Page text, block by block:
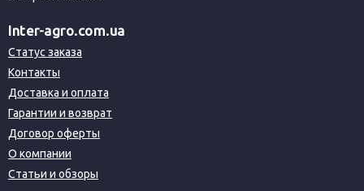
Inter-agro.com.ua
Статус заказа
Контакты
Доставка и оплата
Гарантии и возврат
Договор оферты
О компании
Статьи и обзоры